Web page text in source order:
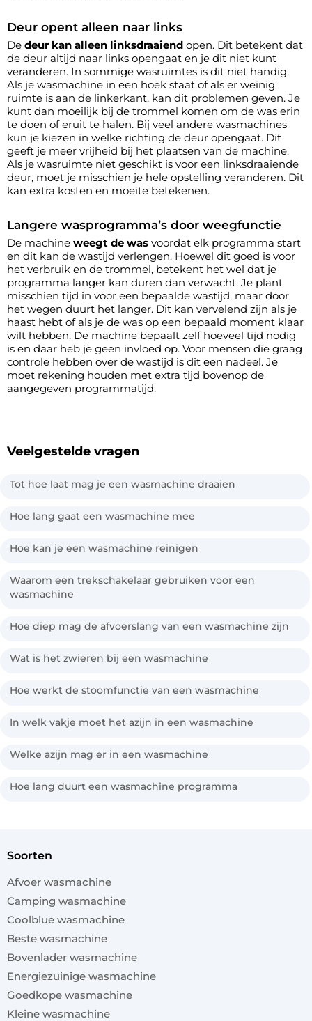
Deur opent alleen naar links
De deur kan alleen linksdraaiend open. Dit betekent dat
de deur altijd naar links opengaat en je dit niet kunt
veranderen. In sommige wasruimtes is dit niet handig.
Als je wasmachine in een hoek staat of als er weinig
ruimte is aan de linkerkant, kan dit problemen geven. Je
kunt dan moeilijk bij de trommel komen om de was erin
te doen of eruit te halen. Bij veel andere wasmachines
kun je kiezen in welke richting de deur opengaat. Dit
geeft je meer vrijheid bij het plaatsen van de machine.
Als je wasruimte niet geschikt is voor een linksdraaiende
deur, moet je misschien je hele opstelling veranderen. Dit
kan extra kosten en moeite betekenen.
Langere wasprogramma’s door weegfunctie
De machine weegt de was voordat elk programma start
en dit kan de wastijd verlengen. Hoewel dit goed is voor
het verbruik en de trommel, betekent het wel dat je
programma langer kan duren dan verwacht. Je plant
misschien tijd in voor een bepaalde wastijd, maar door
het wegen duurt het langer. Dit kan vervelend zijn als je
haast hebt of als je de was op een bepaald moment klaar
wilt hebben. De machine bepaalt zelf hoeveel tijd nodig
is en daar heb je geen invloed op. Voor mensen die graag
controle hebben over de wastijd is dit een nadeel. Je
moet rekening houden met extra tijd bovenop de
aangegeven programmatijd.
Veelgestelde vragen
Tot hoe laat mag je een wasmachine draaien
Hoe lang gaat een wasmachine mee
Hoe kan je een wasmachine reinigen
Waarom een trekschakelaar gebruiken voor een
wasmachine
Hoe diep mag de afvoerslang van een wasmachine zijn
Wat is het zwieren bij een wasmachine
Hoe werkt de stoomfunctie van een wasmachine
In welk vakje moet het azijn in een wasmachine
Welke azijn mag er in een wasmachine
Hoe lang duurt een wasmachine programma
soorten
Afvoer wasmachine
Camping wasmachine
Coolblue wasmachine
Beste wasmachine
Bovenlader wasmachine
Energiezuinige wasmachine
Goedkope wasmachine
Kleine wasmachine